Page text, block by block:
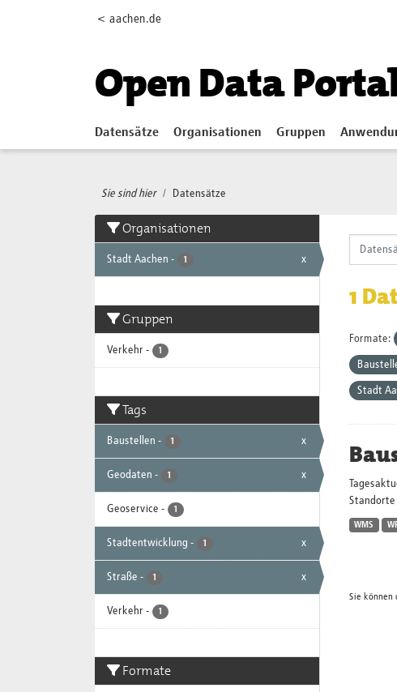
< aachen.de
Open Data
Datensätze Organisationen Gruppen
Sie sind hier Datensätze
Organisationen
Stadt Aachen - 1 x
Gruppen
Verkehr - 1
Tags
Baustellen - 1 x
Geodaten - 1 x
Geoservice - 1
Stadtentwicklung - 1 x
Straße - 1 x
Verkehr - 1
Formate
1
Formate:
Stadt
WMS
Sie können